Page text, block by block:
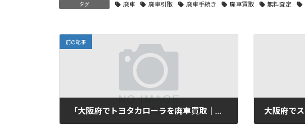
タグ 廃車 廃車引取 廃車手続き 廃車買取 無料査定
前の記事
「大阪府でトヨタカローラを廃車買取｜平成20年式・8万km」